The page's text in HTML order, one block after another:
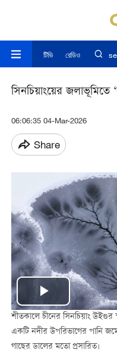
টিভি রেডিও
সিনচিয়াংয়ের জলাভূমিতে
06:06:35 04-Mar-2026
Share
Play
Video
শীতকালে চীনের সিনচিয়াং উইগুর
একটি নদীর উপরিভাগের পানি
গাছের ডালের মতো প্রসারিত।